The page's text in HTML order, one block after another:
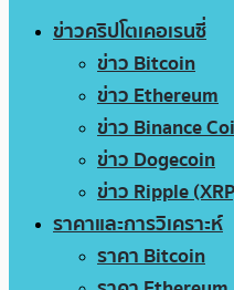
ข่าวคริปโตเคอเรนซี่
ข่าว Bitcoin
ข่าว Ethereum
ข่าว Binance
ข่าว Dogecoin
ข่าว Ripple
ราคาและการวิเคราะห์
ราคา Bitcoin